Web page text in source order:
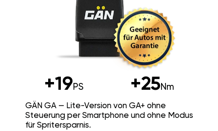
+19PS +25Nm
GÄN GA — Lite-Version von GA+ ohne
Steuerung per Smartphone und ohne Modus
für Spritersparnis.